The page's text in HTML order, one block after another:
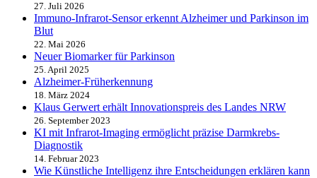
27. Juli 2026
Immuno-Infrarot-Sensor erkennt Alzheimer und Parkinson im
Blut
22. Mai 2026
Neuer Biomarker für Parkinson
25. April 2025
Alzheimer-Früherkennung
18. März 2024
Klaus Gerwert erhält Innovationspreis des Landes NRW
26. September 2023
KI mit Infrarot-Imaging ermöglicht präzise Darmkrebs-
Diagnostik
14. Februar 2023
Wie Künstliche Intelligenz ihre Entscheidungen erklären kann